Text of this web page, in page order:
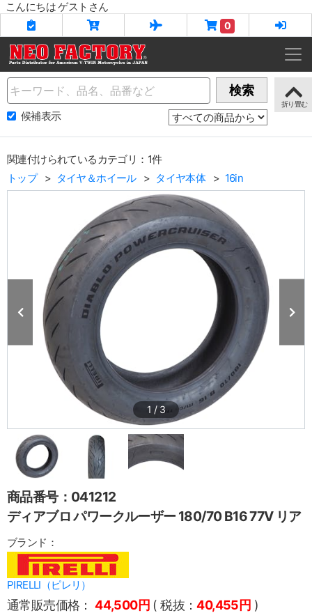
こんにちは ゲストさん
0
Name 検索
候補表示
関連付けられているカテゴリ：1件
トップ
タイヤ＆ホイール タイヤ本体 16in
1 / 3
商品番号：041212
ディアブロ パワークルーザー 180/70 B16 77V リア
ブランド：
PIRELLI（ピレリ）
通常販売価格： 44,500円 ( 税抜：40,455円 )